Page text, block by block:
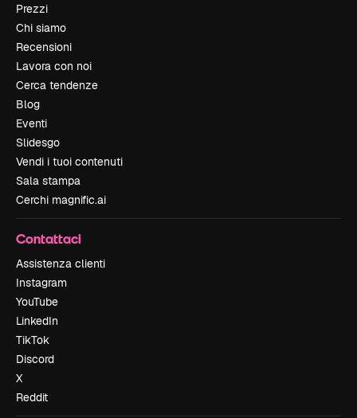
Prezzi
Chi siamo
Recensioni
Lavora con noi
Cerca tendenze
Blog
Eventi
Slidesgo
Vendi i tuoi contenuti
Sala stampa
Cerchi magnific.ai
Contattaci
Assistenza clienti
Instagram
YouTube
LinkedIn
TikTok
Discord
X
Reddit